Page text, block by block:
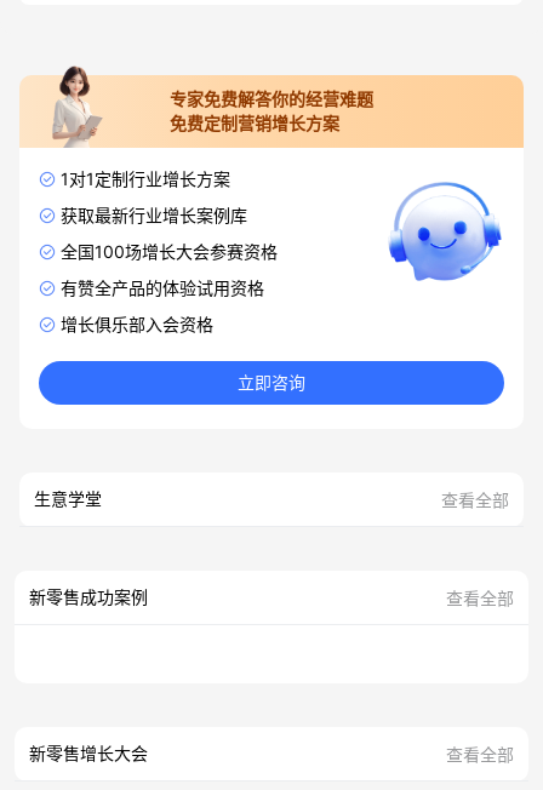
专家免费解答你的经营难题
免费定制营销增长方案
1对1定制行业增长方案
获取最新行业增长案例库
全国100场增长大会参赛资格
有赞全产品的体验试用资格
增长俱乐部入会资格
立即咨询
生意学堂 查看全部
新零售成功案例 查看全部
新零售增长大会 查看全部